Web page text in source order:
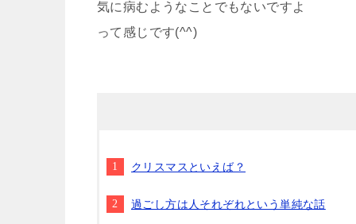
気に病むようなことでもないですよ
って感じです(^^)
クリスマスといえば？
過ごし方は人それぞれという単純な話